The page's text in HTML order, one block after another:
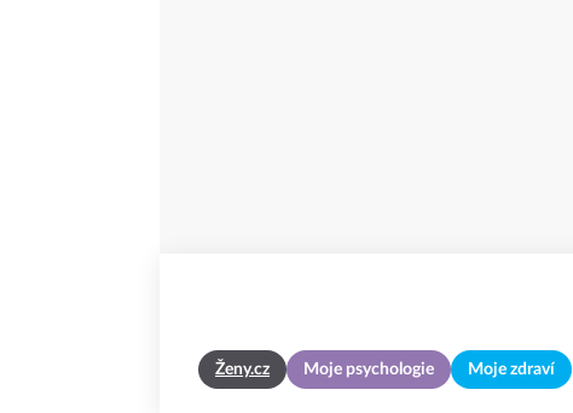
Ženy.cz Moje psychologie Moje zdraví